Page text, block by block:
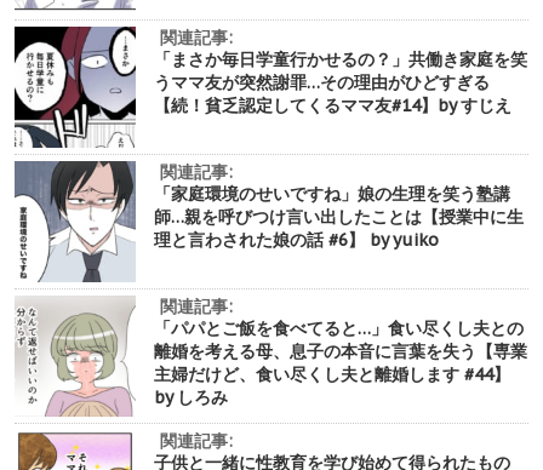
関連記事:
「まさか毎日学童行かせるの？」共働き家庭を笑
うママ友が突然謝罪…その理由がひどすぎる
【続！貧乏認定してくるママ友#14】by すじえ
関連記事:
「家庭環境のせいですね」娘の生理を笑う塾講
師…親を呼びつけ言い出したことは【授業中に生
理と言わされた娘の話 #6】 by yuiko
関連記事:
「パパとご飯を食べてると…」食い尽くし夫との
離婚を考える母、息子の本音に言葉を失う【専業
主婦だけど、食い尽くし夫と離婚します #44】
by しろみ
関連記事:
子供と一緒に性教育を学び始めて得られたもの